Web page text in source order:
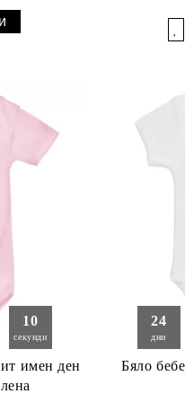
09
секунди
имен ден
24
дни
Бяло